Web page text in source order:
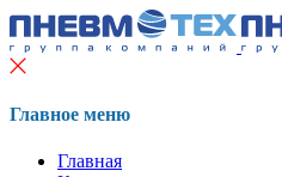
Главное меню
Главная